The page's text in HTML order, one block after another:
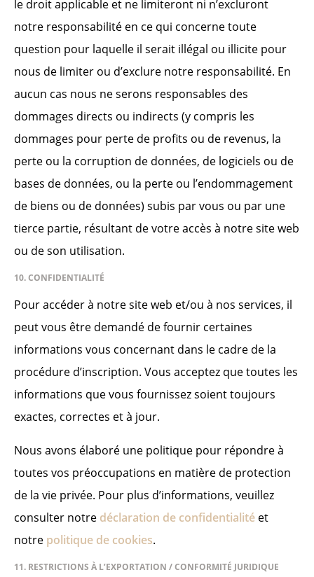
le droit applicable et ne limiteront ni n’excluront
notre responsabilité en ce qui concerne toute
question pour laquelle il serait illégal ou illicite pour
nous de limiter ou d’exclure notre responsabilité. En
aucun cas nous ne serons responsables des
dommages directs ou indirects (y compris les
dommages pour perte de profits ou de revenus, la
perte ou la corruption de données, de logiciels ou de
bases de données, ou la perte ou l’endommagement
de biens ou de données) subis par vous ou par une
tierce partie, résultant de votre accès à notre site web
ou de son utilisation.
10. CONFIDENTIALITÉ
Pour accéder à notre site web et/ou à nos services, il
peut vous être demandé de fournir certaines
informations vous concernant dans le cadre de la
procédure d’inscription. Vous acceptez que toutes les
informations que vous fournissez soient toujours
exactes, correctes et à jour.
Nous avons élaboré une politique pour répondre à
toutes vos préoccupations en matière de protection
de la vie privée. Pour plus d’informations, veuillez
consulter notre déclaration de confidentialité et
notre politique de cookies.
11. RESTRICTIONS À L’EXPORTATION / CONFORMITÉ JURIDIQUE